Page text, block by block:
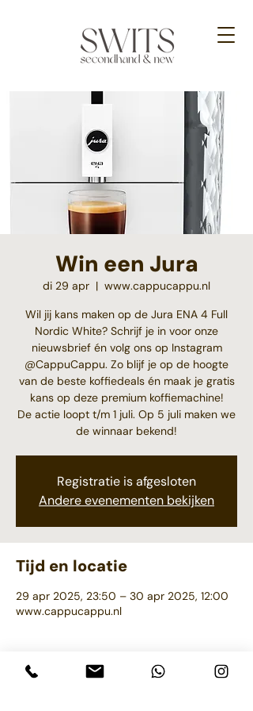
Win een Jura
di 29 apr
  |
www.cappucappu.nl
Wil jij kans maken op de Jura ENA 4 Full
Nordic White? Schrijf je in voor onze
nieuwsbrief én volg ons op Instagram
@CappuCappu. Zo blijf je op de hoogte
van de beste koffiedeals én maak je gratis
kans op deze premium koffiemachine!
De actie loopt t/m 1 juli. Op 5 juli maken we
de winnaar bekend!
Registratie is afgesloten
Andere evenementen bekijken
Tijd en locatie
29 apr 2025, 23:50 – 30 apr 2025, 12:00
www.cappucappu.nl